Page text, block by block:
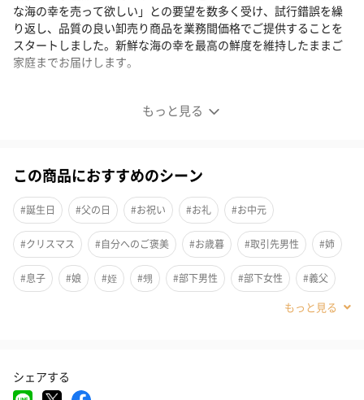
もっと見る
な海の幸を売って欲しい」との要望を数多く受け、試行錯誤を繰
り返し、品質の良い卸売り商品を業務間価格でご提供することを
スタートしました。新鮮な海の幸を最高の鮮度を維持したままご
家庭までお届けします。
高品質商品を業務間価格でご提供
札幌市で水産品の卸売を本業としている進風では、これまで個人
様から「新鮮な海の幸を売って欲しい」との要望を数多く受けて
いました。
しかし卸売では一度に仕入れる量も多く、家庭の冷凍庫に納まら
ない量になってしまうため一般消費者への販売はお断りしていま
「皆様のご要望に応える事はできないか？」
この商品におすすめのシーン
#誕生日 #父の日 #お祝い #お礼 #お中元
#クリスマス #自分へのご褒美 #お歳暮 #取引先男性 #姉
#息子 #娘 #姪 #甥 #部下男性 #部下女性 #義父
#親戚女性
#女子中学生
シェアする